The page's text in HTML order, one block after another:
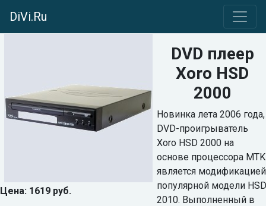
DiVi.Ru
Цена: 1619 руб.
DVD плеер
Xoro HSD
2000
Новинка лета 2006 года,
DVD-проигрыватель
Xoro HSD 2000 на
основе процессора MTK
является модификацией
популярной модели HSD
2010. Выполненный в